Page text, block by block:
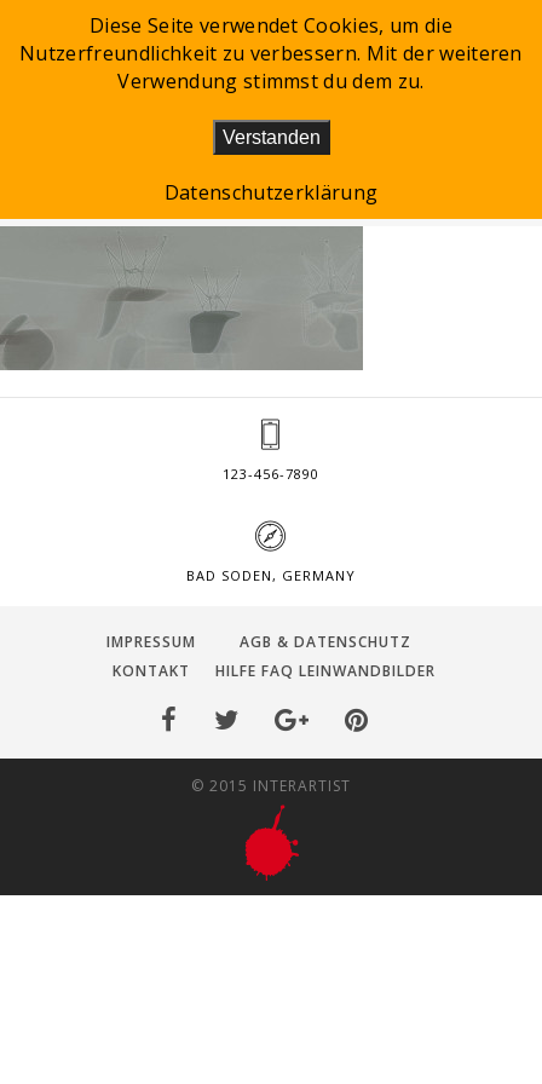
Toggle
UPSIDE DOWN KUNST
123-456-7890
BAD SODEN, GERMANY
IMPRESSUM
KONTAKT
AGB & DATENSCHUTZ
HILFE FAQ LEINWANDBILDER
© 2015 INTERARTIST
Diese Seite verwendet Cookies, um die
Nutzerfreundlichkeit zu verbessern. Mit der weiteren
Verwendung stimmst du dem zu.
Verstanden
Datenschutzerklärung